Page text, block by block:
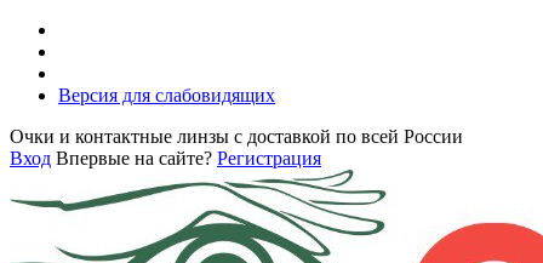
Версия для слабовидящих
Очки и контактные линзы с доставкой по всей России
Вход Впервые на сайте? Регистрация